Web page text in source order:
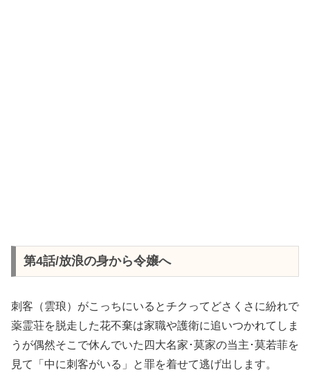
第4話/放浪の身から令嬢へ
刺客（雲琅）がこっちにいるとチクってどさくさに紛れで
薬霊荘を脱走した花不棄は家職や護衛に追いつかれてしま
うが偶然そこで休んでいた四大名家･莫家の当主･莫若菲を
見て「中に刺客がいる」と罪を着せて逃げ出します。